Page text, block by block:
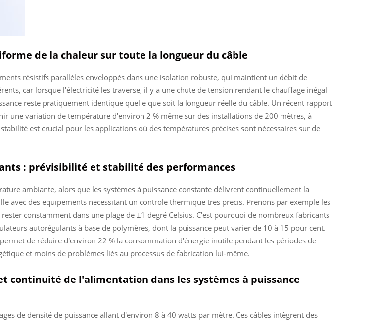
de la chaleur sur toute la longueur du câble
résistifs parallèles enveloppés dans une isolation robuste, qui maintient un débit de
car lorsque l'électricité les traverse, il y a une chute de tension rendant le chauffage inégal
reste pratiquement identique quelle que soit la longueur réelle du câble. Un récent rapport
une variation de température d'environ 2 % même sur des installations de 200 mètres, à
est crucial pour les applications où des températures précises sont nécessaires sur de
: prévisibilité et stabilité des performances
ambiante, alors que les systèmes à puissance constante délivrent continuellement la
avec des équipements nécessitant un contrôle thermique très précis. Prenons par exemple les
constamment dans une plage de ±1 degré Celsius. C'est pourquoi de nombreux fabricants
autorégulants à base de polymères, dont la puissance peut varier de 10 à 15 pour cent.
de réduire d'environ 22 % la consommation d'énergie inutile pendant les périodes de
et moins de problèmes liés au processus de fabrication lui-même.
de l'alimentation dans les systèmes à puissance
de densité de puissance allant d'environ 8 à 40 watts par mètre. Ces câbles intègrent des